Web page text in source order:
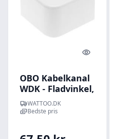
Quick look
OBO Kabelkanal
WDK - Fladvinkel,
39 x 88,5 mm (til
WDK40090),
WATTOO.DK
Bedste pris